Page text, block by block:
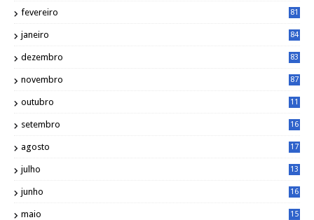
fevereiro 81
janeiro 84
dezembro 83
novembro 87
outubro
11
setembro
16
agosto
17
julho
13
junho
16
maio
15